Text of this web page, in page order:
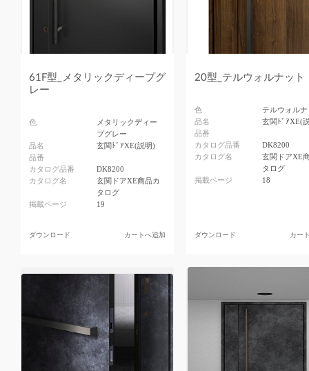
61F型_メタリックディープグ
レー
色
メタリックディー
プグレー
品名
玄関ﾄﾞｱXE(説明)
品番
カタログ品番
DK8200
カタログ名
玄関ドアXE商品カ
タログ
掲載ページ
19
ダウンロード カートへ追加
20型_テルウォルナット
色
テルウォル
品名
玄関ﾄﾞｱXE(
品番
カタログ品番
DK8200
カタログ名
玄関ドアXE
タログ
掲載ページ
18
ダウンロード カー